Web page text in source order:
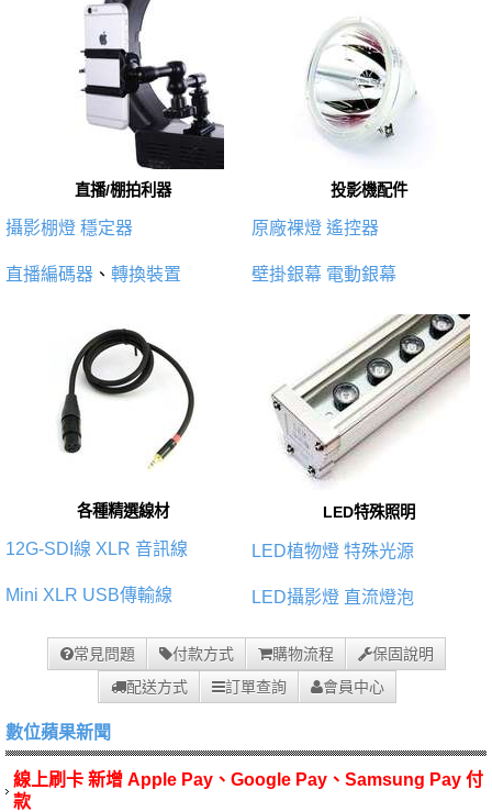
直播/棚拍利器
攝影棚燈 穩定器
直播編碼器 、 轉換裝置
投影機配件
原廠裸燈 遙控器
壁掛銀幕 電動銀幕
各種精選線材
12G-SDI線 XLR 音訊線
Mini XLR USB傳輸線
LED特殊照明
LED植物燈 特殊光源
LED攝影燈 直流燈泡
常見問題 付款方式 購物流程
保固說明
配送方式
訂單查詢 會員中心
數位蘋果新聞
線上刷卡 新增 Apple Pay、Google Pay、Samsung Pay 付
款